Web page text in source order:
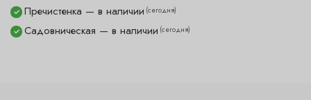
✓ Пречистенка — в наличии (сегодня)
✓ Садовническая — в наличии (сегодня)